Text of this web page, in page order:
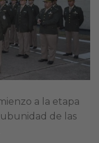
a la etapa
de las